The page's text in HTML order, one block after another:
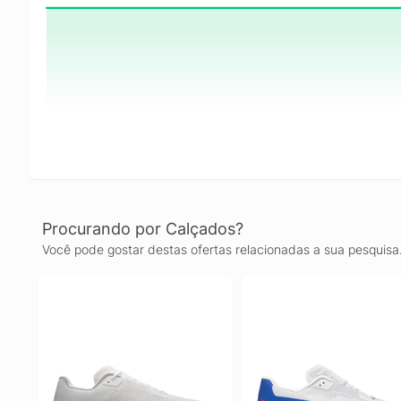
Procurando por Calçados?
Você pode gostar destas ofertas relacionadas a sua